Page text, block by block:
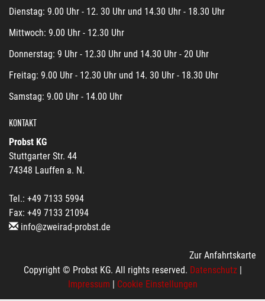
Dienstag: 9.00 Uhr - 12. 30 Uhr und 14.30 Uhr - 18.30 Uhr
Mittwoch: 9.00 Uhr - 12.30 Uhr
Donnerstag: 9 Uhr - 12.30 Uhr und 14.30 Uhr - 20 Uhr
Freitag: 9.00 Uhr - 12.30 Uhr und 14. 30 Uhr - 18.30 Uhr
Samstag: 9.00 Uhr - 14.00 Uhr
KONTAKT
Probst KG
Stuttgarter Str. 44
74348 Lauffen a. N.
Tel.: +49 7133 5994
Fax: +49 7133 21094
info@zweirad-probst.de
Zur Anfahrtskarte
Copyright © Probst KG. All rights reserved. Datenschutz|
Impressum | Cookie Einstellungen